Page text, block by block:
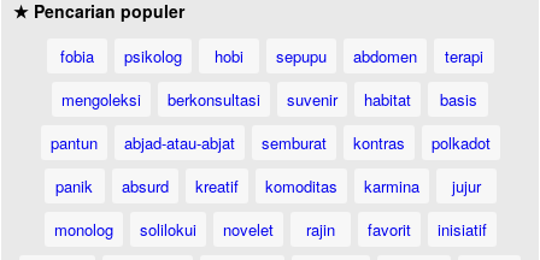
★ Pencarian populer
fobia psikolog hobi sepupu abdomen
terapi
mengoleksi
berkonsultasi suvenir habitat
basis
pantun
abjad-atau-abjat semburat kontras
polkadot
panik
absurd kreatif komoditas karmina
jujur
monolog
solilokui novelet rajin favorit
inisiatif